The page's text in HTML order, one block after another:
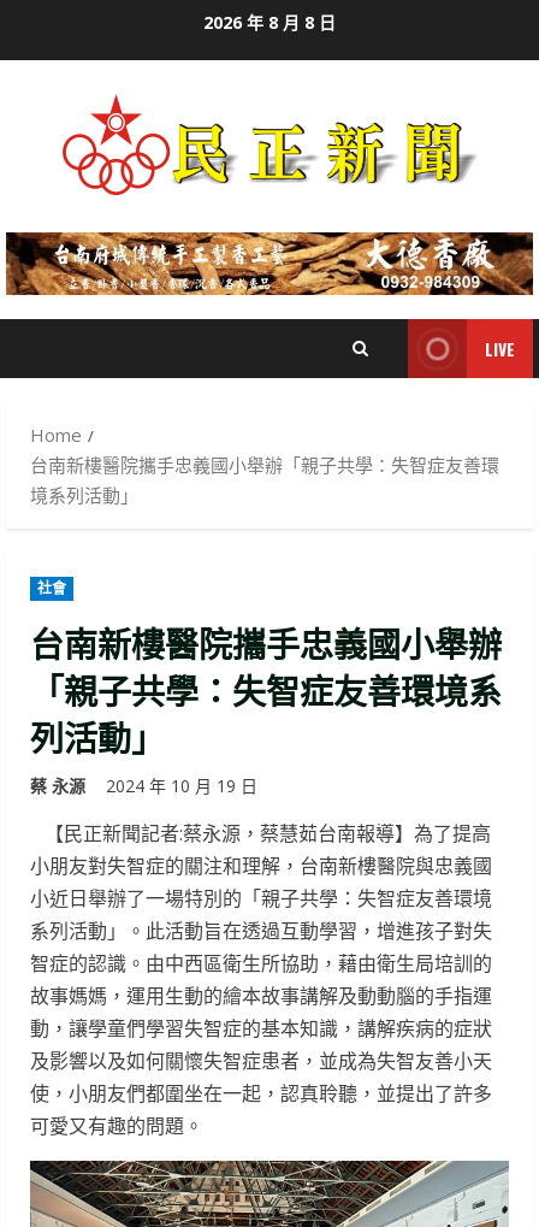
2026 年 8 月 8 日
LIVE
Home
台南新樓醫院攜手忠義國小舉辦「親子共學：失智症友善環
境系列活動」
社會
台南新樓醫院攜手忠義國小舉辦
「親子共學：失智症友善環境系
列活動」
蔡 永源 2024 年 10 月 19 日
【民正新聞記者:蔡永源，蔡慧茹台南報導】為了提高
小朋友對失智症的關注和理解，台南新樓醫院與忠義國
小近日舉辦了一場特別的「親子共學：失智症友善環境
系列活動」。此活動旨在透過互動學習，增進孩子對失
智症的認識。由中西區衛生所協助，藉由衛生局培訓的
故事媽媽，運用生動的繪本故事講解及動動腦的手指運
動，讓學童們學習失智症的基本知識，講解疾病的症狀
及影響以及如何關懷失智症患者，並成為失智友善小天
使，小朋友們都圍坐在一起，認真聆聽，並提出了許多
可愛又有趣的問題。